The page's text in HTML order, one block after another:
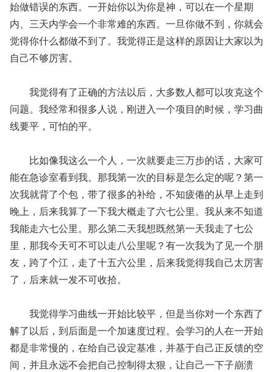
始做错误的东西。一开始你以为你是神，可以在一个星期
内、三天内学会一个非常难的东西。一旦你做不到，你就会
觉得你什么都做不到了。我觉得正是这样的原因让大家以为
自己不够厉害。
我觉得有了正确的方法以后，大多数人都可以攻克这个
问题。我经常和很多人说，刚进入一个项目的时候，学习曲
线要平，可怕的平。
比如像我这么一个人，一次就要走三万步的话，大家可
能在急诊室看到我。那我第一次的目标是怎么定的呢？第一
次我就背了个包，带了很多的补给，不知疲倦的从早上走到
晚上，后来我算了一下我大概走了六七公里。我从来不知道
我能走六七公里。那么第二天我想既然第一天我走了七公
里，那我今天可不可以走八公里呢？有一次我为了见一个朋
友，跨了个江，走了十五六公里，后来我觉得我自己太厉害
了，后来就一发不可收拾。
我觉得学习曲线一开始比较平，但是当你对一个东西了
解了以后，到后面是一个加速度过程。会学习的人在一开始
都是非常慢的，在给自己设定基准，并基于自己正反馈的空
间，并且永远不会把自己控制得太狠，让自己一下子崩溃